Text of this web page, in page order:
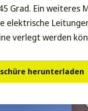
Grad. Ein weiteres
elektrische
verlegt werden
herunterladen